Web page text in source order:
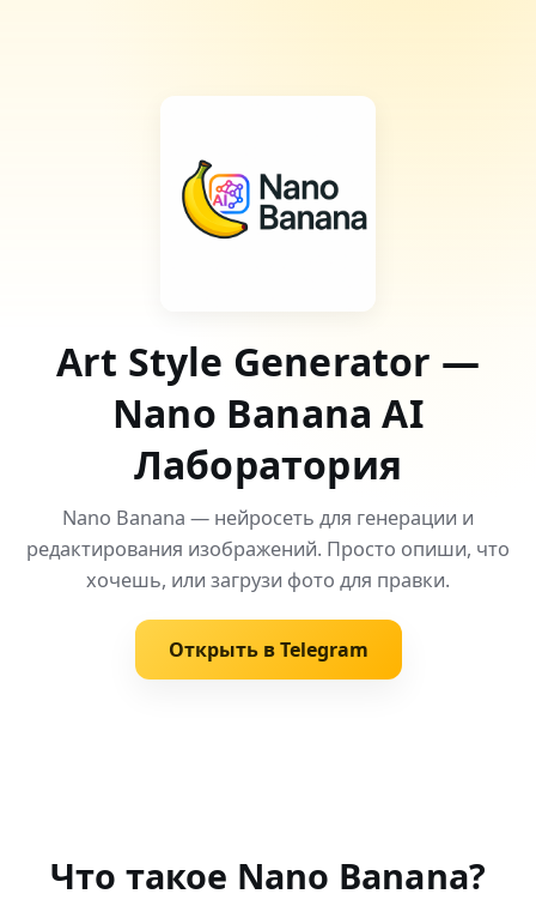
Art Style Generator —
Nano Banana AI
Лаборатория
Nano Banana — нейросеть для генерации и
редактирования изображений. Просто опиши, что
хочешь, или загрузи фото для правки.
Открыть в Telegram
AI реализм — Facebook — Nano Banana AI: визуалы
Что такое Nano Banana?